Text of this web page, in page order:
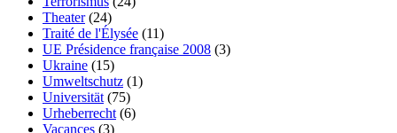
Theater(24)
Traité de l'Élysée (11)
UE Présidence française 2008 (3)
Ukraine (15)
Umweltschutz (1)
Universität (75)
Urheberrecht (6)
Vacances (3)